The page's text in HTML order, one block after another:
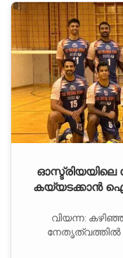
ഓസ്ട്രിയയിലെ
കയ്യടക്കാന്‍
വിയന്ന:
നേതൃത്വത്തില്‍